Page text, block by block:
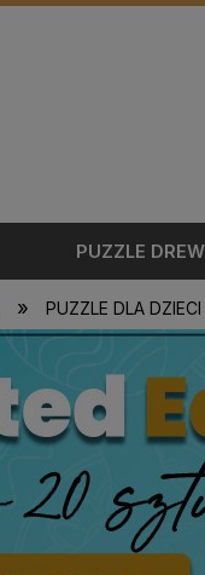
PUZZLE
» PUZZLE DLA DZIECI